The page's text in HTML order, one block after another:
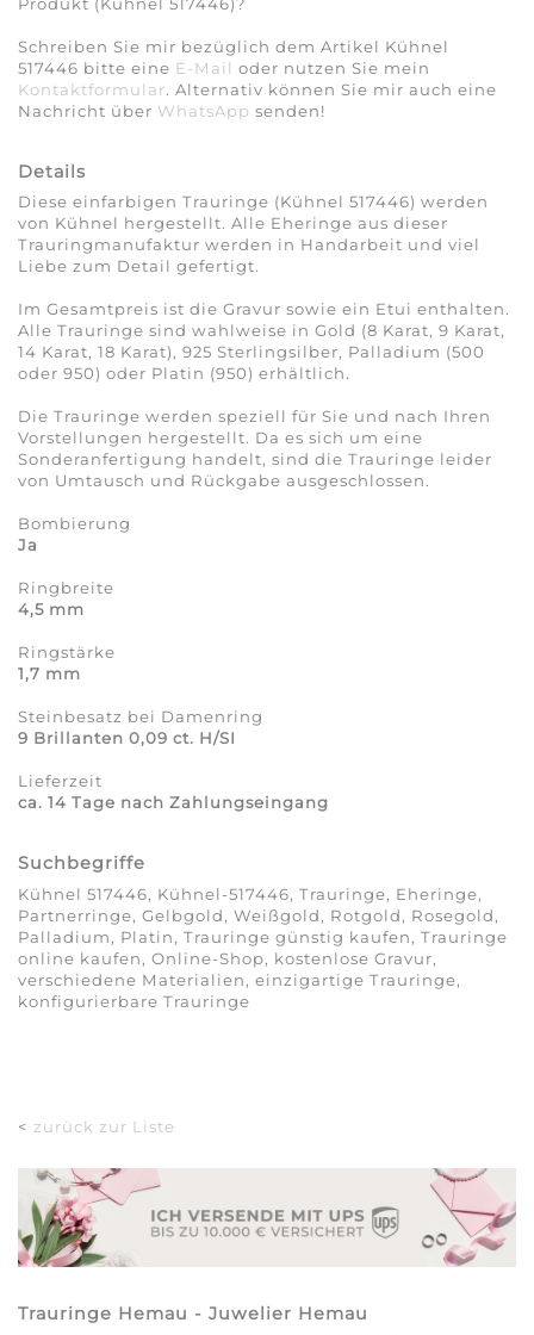
Produkt (Kühnel 517446)?
Schreiben Sie mir bezüglich dem Artikel Kühnel
517446 bitte eine E-Mail oder nutzen Sie mein
Kontaktformular. Alternativ können Sie mir auch eine
Nachricht über WhatsApp senden!
Details
Diese einfarbigen Trauringe (Kühnel 517446) werden
von Kühnel hergestellt. Alle Eheringe aus dieser
Trauringmanufaktur werden in Handarbeit und viel
Liebe zum Detail gefertigt.
Im Gesamtpreis ist die Gravur sowie ein Etui enthalten.
Alle Trauringe sind wahlweise in Gold (8 Karat, 9 Karat,
14 Karat, 18 Karat), 925 Sterlingsilber, Palladium (500
oder 950) oder Platin (950) erhältlich.
Die Trauringe werden speziell für Sie und nach Ihren
Vorstellungen hergestellt. Da es sich um eine
Sonderanfertigung handelt, sind die Trauringe leider
von Umtausch und Rückgabe ausgeschlossen.
Bombierung
Ja
Ringbreite
4,5 mm
Ringstärke
1,7 mm
Steinbesatz bei Damenring
9 Brillanten 0,09 ct. H/SI
Lieferzeit
ca. 14 Tage nach Zahlungseingang
Suchbegriffe
Kühnel 517446, Kühnel-517446, Trauringe, Eheringe,
Partnerringe, Gelbgold, Weißgold, Rotgold, Rosegold,
Palladium, Platin, Trauringe günstig kaufen, Trauringe
online kaufen, Online-Shop, kostenlose Gravur,
verschiedene Materialien, einzigartige Trauringe,
konfigurierbare Trauringe
< zurück zur Liste
Trauringe Hemau - Juwelier Hemau